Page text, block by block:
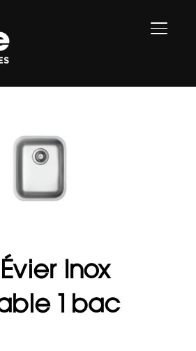
Inox
1 bac